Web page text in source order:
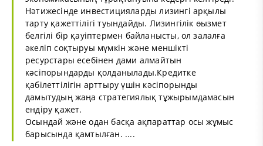
Нәтижесінде инвестицияларды лизингі арқылы
тарту қажеттілігі туындайды. Лизингілік өызмет
белгілі бір қауіптермен байланысты, ол залалға
әкеліп соқтыруы мүмкін және меншікті
ресурстары есебінен дами алмайтын
кәсіпорындарды қолданылады.Кредитке
қабілеттілігін арттыру үшін кәсіпорынды
дамытудың жаңа стратегиялық тұжырымдамасын
ендіру қажет.
Осындай және одан басқа ақпараттар осы жұмыс
барысында қамтылған. ....